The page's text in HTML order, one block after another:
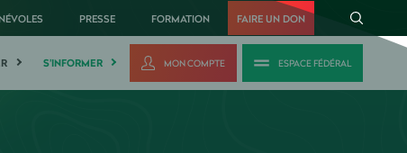
PRESSE FORMATION FAIRE UN DON
S'INFORMER MON COMPTE ESPACE FÉDÉRAL